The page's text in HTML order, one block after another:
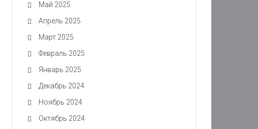
Май 2025
Апрель 2025
Март 2025
Февраль 2025
Январь 2025
Декабрь 2024
Ноябрь 2024
Октябрь 2024